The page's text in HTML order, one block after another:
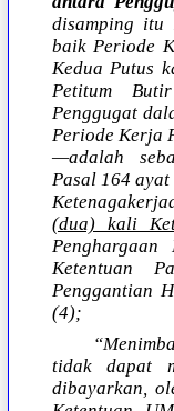
disamping itu
baik Periode
Kedua Putus
Petitum
Penggugat
Periode Kerja
—adalah
Pasal 164
(dua) kali
Ketentuan
Penggantian
(4);
tidak dapat
dibayarkan,